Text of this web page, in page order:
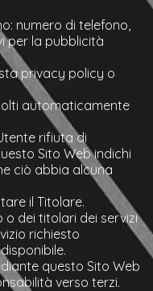
numero di telefono,
per la pubblicità
privacy policy o
automaticamente
rifiuta di
Sito Web indichi
ciò abbia alcuna
il Titolare.
o dei titolari dei servizi
richiesto
questo Sito Web
verso terzi.